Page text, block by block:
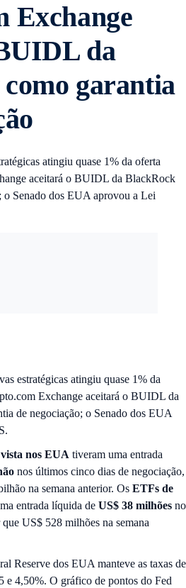
Exchange
da
garantia
atingiu quase 1% da oferta
aceitará o BUIDL da BlackRock
o Senado dos EUA aprovou a Lei
estratégicas atingiu quase 1% da
Exchange aceitará o BUIDL da
de negociação; o Senado dos EUA
nos EUA tiveram uma entrada
nos últimos cinco dias de negociação,
na semana anterior. Os ETFs de
entrada líquida de US$ 38 milhões no
US$ 528 milhões na semana
Reserve dos EUA manteve as taxas de
e 4,50%. O gráfico de pontos do Fed